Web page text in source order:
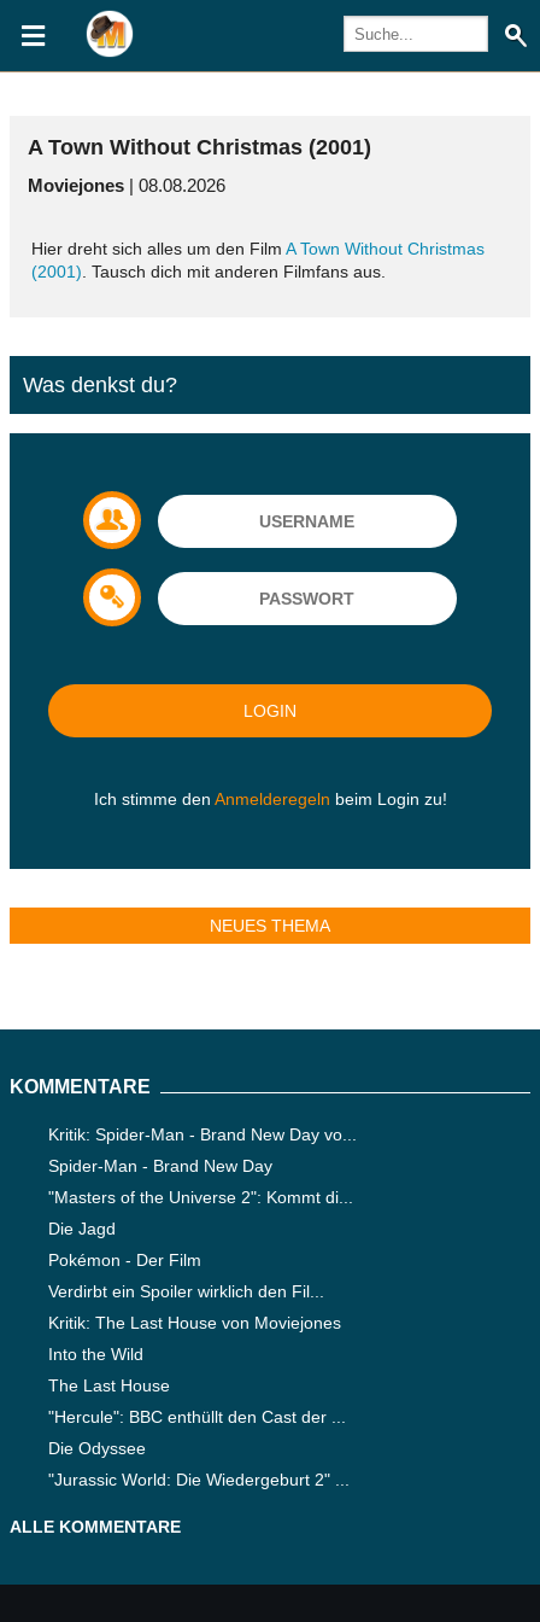
A Town Without Christmas (2001)
Moviejones| 08.08.2026
Hier dreht sich alles um den Film A Town Without Christmas
(2001). Tausch dich mit anderen Filmfans aus.
Was denkst du?
Ich stimme den Anmelderegeln beim Login zu!
NEUES THEMA
KOMMENTARE
Kritik: Spider-Man - Brand New Day vo...
Spider-Man - Brand New Day
"Masters of the Universe 2": Kommt di...
Die Jagd
Pokémon - Der Film
Verdirbt ein Spoiler wirklich den Fil...
Kritik: The Last House von Moviejones
Into the Wild
The Last House
"Hercule": BBC enthüllt den Cast der ...
Die Odyssee
"Jurassic World: Die Wiedergeburt 2" ...
ALLE KOMMENTARE